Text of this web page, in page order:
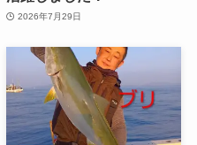
2026年7月29日